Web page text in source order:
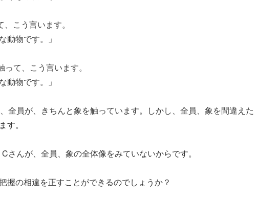
こう言います。
動物です。」
て、こう言います。
動物です。」
全員が、きちんと象を触っています。しかし、全員、象を間違えた
す。
さんが、全員、象の全体像をみていないからです。
握の相違を正すことができるのでしょうか？